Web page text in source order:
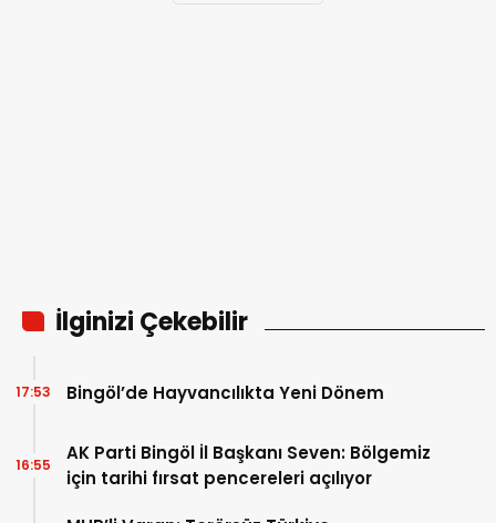
İlginizi Çekebilir
Bingöl’de Hayvancılıkta Yeni Dönem
17:53
AK Parti Bingöl İl Başkanı Seven: Bölgemiz
için tarihi fırsat pencereleri açılıyor
16:55